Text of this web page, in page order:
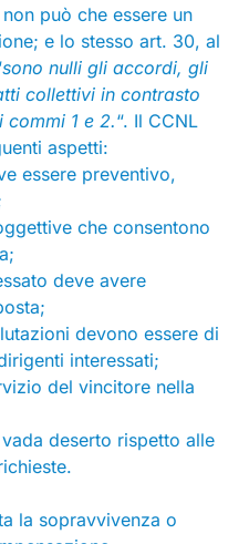
può che essere un
e lo stesso art. 30, al
sono nulli gli accordi, gli
collettivi in contrasto
1 e 2.“. Il CCNL
aspetti:
essere preventivo,
che consentono
deve avere
devono essere di
interessati;
del vincitore nella
deserto rispetto alle
la sopravvivenza o